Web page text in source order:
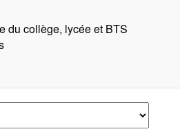
du collège, lycée et BTS